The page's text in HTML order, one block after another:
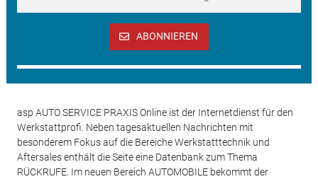
ABONNIEREN
asp AUTO SERVICE PRAXIS Online ist der Internetdienst für den
Werkstattprofi. Neben tagesaktuellen Nachrichten mit
besonderem Fokus auf die Bereiche Werkstatttechnik und
Aftersales enthält die Seite eine Datenbank zum Thema
RÜCKRUFE. Im neuen Bereich AUTOMOBILE bekommt der